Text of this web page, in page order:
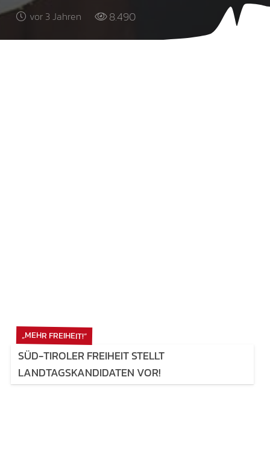
vor 3 Jahren 8.490
„MEHR FREIHEIT!“
SÜD-TIROLER FREIHEIT STELLT
LANDTAGSKANDIDATEN VOR!